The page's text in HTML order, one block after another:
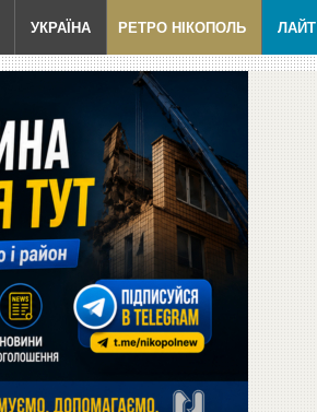
УКРАЇНА РЕТРО НІКОПОЛЬ ЛАЙТ